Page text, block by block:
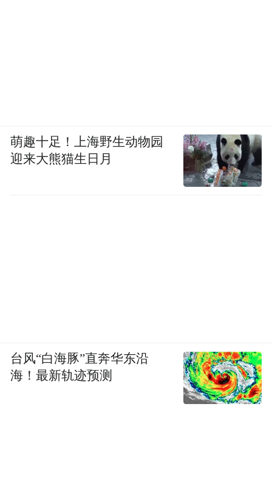
萌趣十足！上海野生动物园
迎来大熊猫生日月
台风“白海豚”直奔华东沿
海！最新轨迹预测